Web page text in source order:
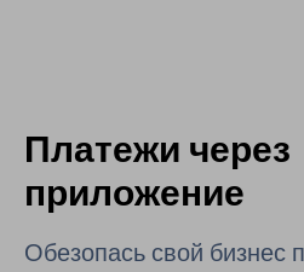
Платежи через
приложение
Обезопась свой бизнес